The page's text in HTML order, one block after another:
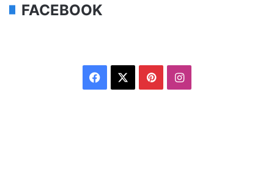
FACEBOOK
Facebook PinterestInstagram